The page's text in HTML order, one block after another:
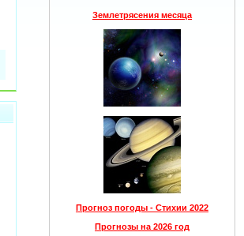
Землетрясения месяца
Прогноз погоды - Стихии 2022
Прогнозы на 2026 год